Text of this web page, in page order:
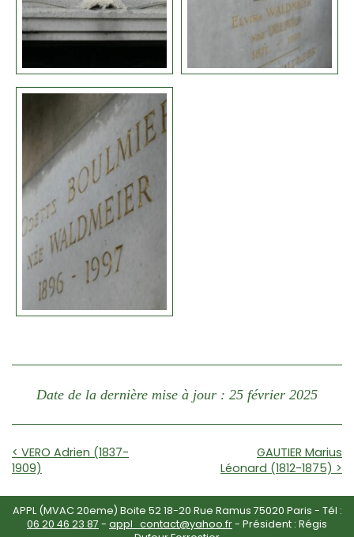
Date de la dernière mise à jour : 25 février 2025
< VERO Adrien (1837-
1909)
GAUTIER Marius
Léonard (1812-1875) >
APPL (MVAC 20eme) Boite 52 18-20 Rue Ramus 75020 Paris - Tél :
06 20 46 23 87 - appl_contact@yahoo.fr- Président : Régis